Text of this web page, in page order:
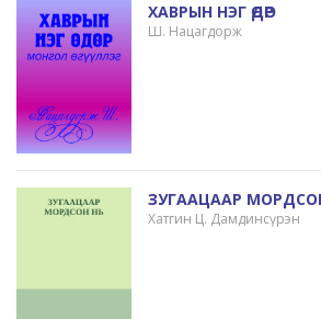
ХАВРЫН НЭГ ӨДӨР
Ш. Нацагдорж
ЗУГААЦААР
Хатгин Ц. Дамдинсүрэн